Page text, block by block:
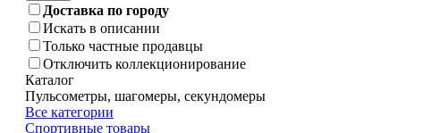
Доставка по городу
Искать в описании
Только частные продавцы
Отключить коллекционирование
Каталог
Пульсометры, шагомеры, секундомеры
Все категории
Спортивные товары